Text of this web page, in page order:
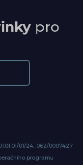
pro
01/24_062/0007427
programu